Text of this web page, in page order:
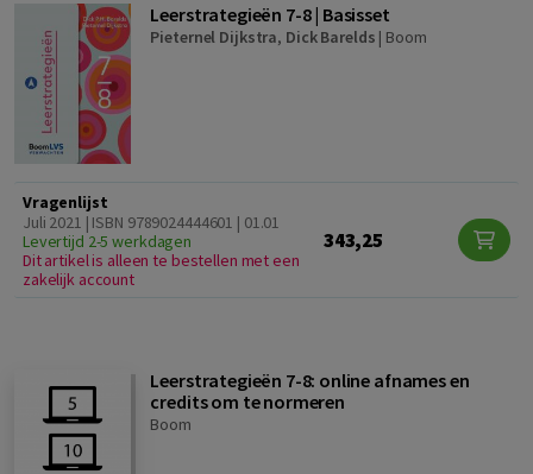
Leerstrategieën 7-8 | Basisset
Pieternel Dijkstra, Dick Barelds | Boom
Vragenlijst
Juli 2021 | ISBN 9789024444601 | 01.01
Levertijd 2-5 werkdagen
Dit artikel is alleen te bestellen met een
zakelijk account
343,25
Leerstrategieën 7-8: online afnames en
credits om te normeren
Boom